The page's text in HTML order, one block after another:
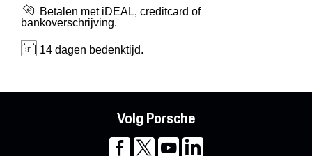
Betalen met iDEAL, creditcard of
bankoverschrijving.
14 dagen bedenktijd.
Volg Porsche